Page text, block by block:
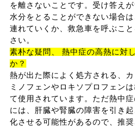
を離さないことです。受け答えが
水分をとることができない場合
連れていくか、救急車を呼ぶこ
さい。
素朴な疑問、 熱中症の高熱に対
か？
熱が出た際によく処方される、
ミノフェンやロキソプロフェン
て使用されています。ただ熱中
には、肝臓や腎臓の障害を引き
化させる可能性があるので、推